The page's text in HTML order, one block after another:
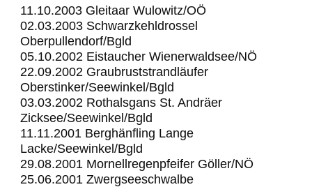
11.10.2003 Gleitaar Wulowitz/OÖ
02.03.2003 Schwarzkehldrossel
Oberpullendorf/Bgld
05.10.2002 Eistaucher Wienerwaldsee/NÖ
22.09.2002 Graubruststrandläufer
Oberstinker/Seewinkel/Bgld
03.03.2002 Rothalsgans St. Andräer
Zicksee/Seewinkel/Bgld
11.11.2001 Berghänfling Lange
Lacke/Seewinkel/Bgld
29.08.2001 Mornellregenpfeifer Göller/NÖ
25.06.2001 Zwergseeschwalbe